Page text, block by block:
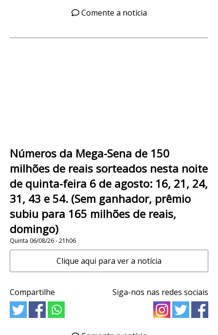
Comente a notícia
Números da Mega-Sena de 150
milhões de reais sorteados nesta noite
de quinta-feira 6 de agosto: 16, 21, 24,
31, 43 e 54. (Sem ganhador, prêmio
subiu para 165 milhões de reais,
domingo)
Quinta 06/08/26 - 21h06
Clique aqui para ver a notícia
Compartilhe Siga-nos nas redes sociais